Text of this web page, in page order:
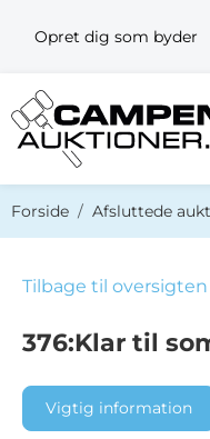
Opret dig som byder
Forside Afsluttede
Tilbage til oversigten
376:Klar til
Vigtig information